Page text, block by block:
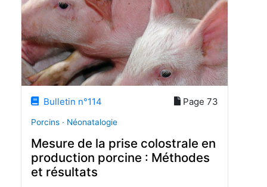
Bulletin n°114 Page 73
Porcins · Néonatalogie
Mesure de la prise colostrale en
production porcine : Méthodes
et résultats